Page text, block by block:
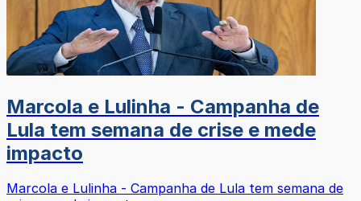
Marcola e Lulinha - Campanha de
Lula tem semana de crise e mede
impacto
Marcola e Lulinha - Campanha de Lula tem semana de